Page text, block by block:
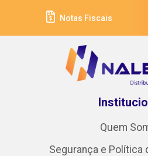
Notas Fiscais
Quem
Segurança e Política